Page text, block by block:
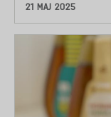
– Över lag
bra resultat
jämfört med
Den höga
21 MAJ 2025